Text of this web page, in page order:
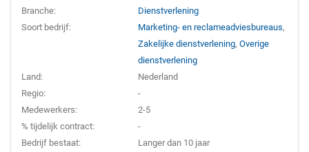
Branche:
Dienstverlening
Soort bedrijf:
Marketing- en reclameadviesbureaus,
Zakelijke dienstverlening,Overige
dienstverlening
Land:
Nederland
Regio:
-
Medewerkers:
2-5
% tijdelijk contract:
-
Bedrijf bestaat:
Langer dan 10 jaar